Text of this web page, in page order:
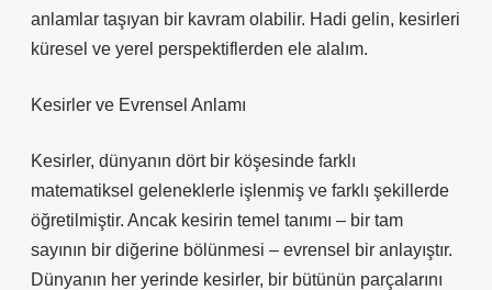
anlamlar taşıyan bir kavram olabilir. Hadi gelin, kesirleri
küresel ve yerel perspektiflerden ele alalım.
Kesirler ve Evrensel Anlamı
Kesirler, dünyanın dört bir köşesinde farklı
matematiksel geleneklerle işlenmiş ve farklı şekillerde
öğretilmiştir. Ancak kesirin temel tanımı – bir tam
sayının bir diğerine bölünmesi – evrensel bir anlayıştır.
Dünyanın her yerinde kesirler, bir bütünün parçalarını